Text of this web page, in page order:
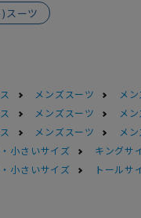
スーツ
メンズスーツ
メ
メンズスーツ
メ
メンズスーツ
メ
小さいサイズ
キングサ
小さいサイズ トールサ